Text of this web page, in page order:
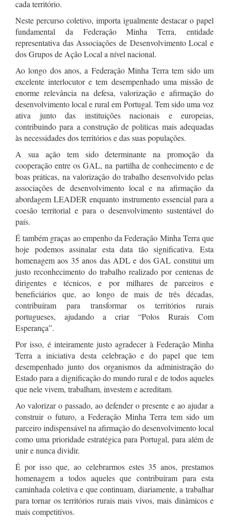
cada território.
Neste percurso coletivo, importa igualmente destacar o papel
fundamental da Federação Minha Terra, entidade
representativa das Associações de Desenvolvimento Local e
dos Grupos de Ação Local a nível nacional.
Ao longo dos anos, a Federação Minha Terra tem sido um
excelente interlocutor e tem desempenhado uma missão de
enorme relevância na defesa, valorização e afirmação do
desenvolvimento local e rural em Portugal. Tem sido uma voz
ativa junto das instituições nacionais e europeias,
contribuindo para a construção de políticas mais adequadas
às necessidades dos territórios e das suas populações.
A sua ação tem sido determinante na promoção da
cooperação entre os GAL, na partilha de conhecimento e de
boas práticas, na valorização do trabalho desenvolvido pelas
associações de desenvolvimento local e na afirmação da
abordagem LEADER enquanto instrumento essencial para a
coesão territorial e para o desenvolvimento sustentável do
país.
É também graças ao empenho da Federação Minha Terra que
hoje podemos assinalar esta data tão significativa. Esta
homenagem aos 35 anos das ADL e dos GAL constitui um
justo reconhecimento do trabalho realizado por centenas de
dirigentes e técnicos, e por milhares de parceiros e
beneficiários que, ao longo de mais de três décadas,
contribuíram para transformar os territórios rurais
portugueses, ajudando a criar “Polos Rurais Com
Esperança”.
Por isso, é inteiramente justo agradecer à Federação Minha
Terra a iniciativa desta celebração e do papel que tem
desempenhado junto dos organismos da administração do
Estado para a dignificação do mundo rural e de todos aqueles
que nele vivem, trabalham, investem e acreditam.
Ao valorizar o passado, ao defender o presente e ao ajudar a
construir o futuro, a Federação Minha Terra tem sido um
parceiro indispensável na afirmação do desenvolvimento local
como uma prioridade estratégica para Portugal, para além de
unir e nunca dividir.
É por isso que, ao celebrarmos estes 35 anos, prestamos
homenagem a todos aqueles que contribuíram para esta
caminhada coletiva e que continuam, diariamente, a trabalhar
para tornar os territórios rurais mais vivos, mais dinâmicos e
mais competitivos.